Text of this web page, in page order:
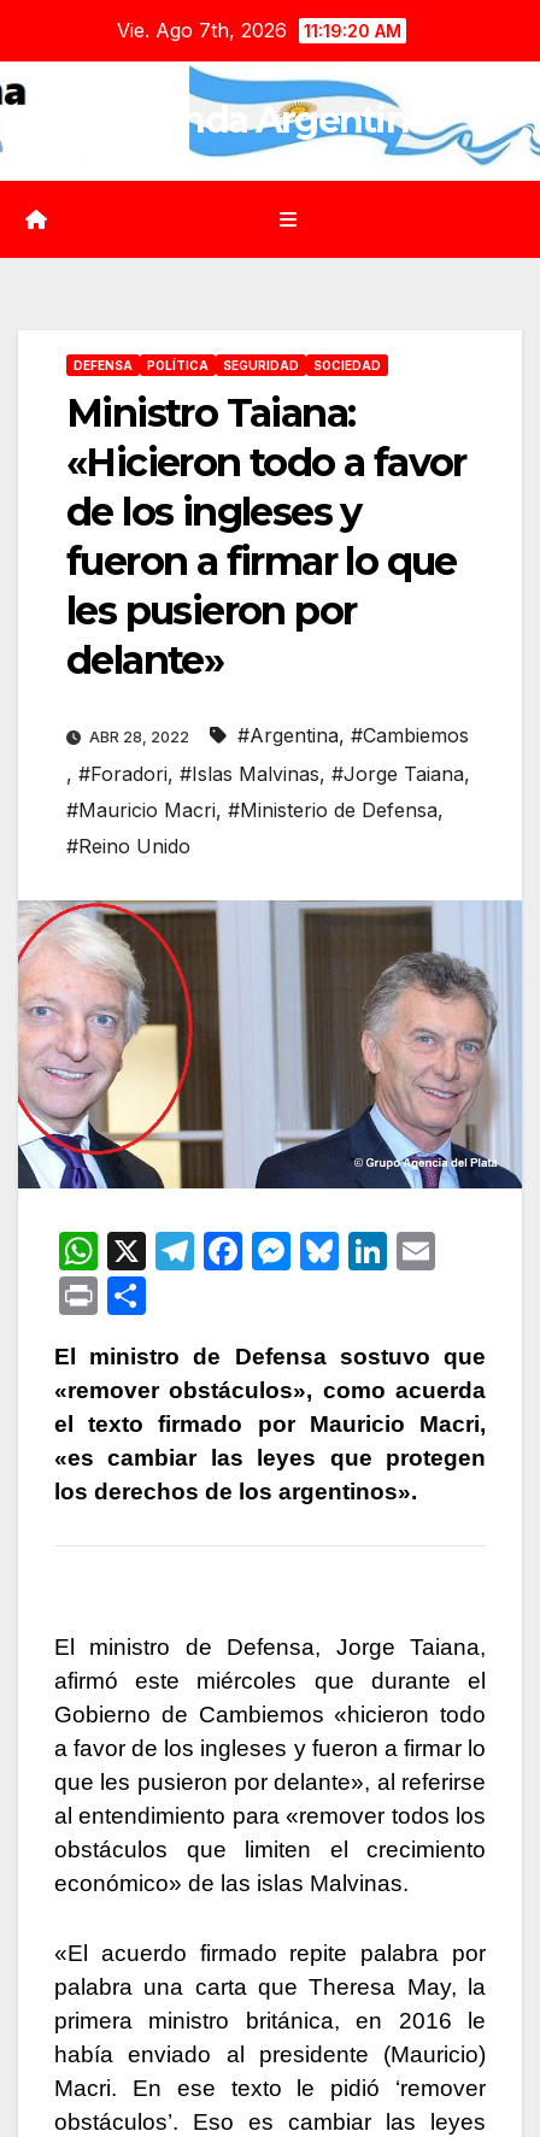
contenido
Vie. Ago 7th, 2026 11:19:21 AM
Agenda Argentina
DEFENSA POLÍTICA SEGURIDAD SOCIEDAD
Ministro Taiana:
«Hicieron todo a favor
de los ingleses y
fueron a firmar lo que
les pusieron por
delante»
ABR 28, 2022 #Argentina, #Cambiemos
, #Foradori, #Islas Malvinas, #Jorge Taiana,
#Mauricio Macri, #Ministerio de Defensa,
#Reino Unido
W
h
at
s
A
p
p
X
T
gr
a
m
F
e
b
o
o
M
s
e
n
g
Bl
s
k
y
Li
e
dI
n
P
nt m
p
ar
tir
El ministro de Defensa sostuvo que
«remover obstáculos», como acuerda
el texto firmado por Mauricio Macri,
«es cambiar las leyes que protegen
los derechos de los argentinos».
El ministro de Defensa, Jorge Taiana,
afirmó este miércoles que durante el
Gobierno de Cambiemos «hicieron todo
a favor de los ingleses y fueron a firmar lo
que les pusieron por delante», al referirse
al entendimiento para «remover todos los
obstáculos que limiten el crecimiento
económico» de las islas Malvinas.
«El acuerdo firmado repite palabra por
palabra una carta que Theresa May, la
primera ministro británica, en 2016 le
había enviado al presidente (Mauricio)
Macri. En ese texto le pidió ‘remover
obstáculos’. Eso es cambiar las leyes